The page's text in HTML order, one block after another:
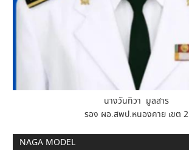
นางวันทิวา มูลสาร
รอง ผอ.สพป.หนองคาย เขต 2
NAGA MODEL